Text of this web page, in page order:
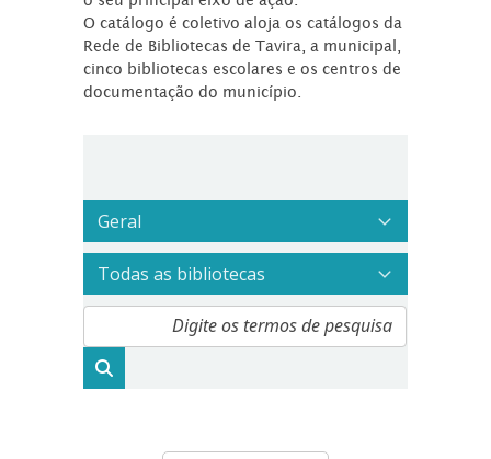
O catálogo é coletivo aloja os catálogos da
Rede de Bibliotecas de Tavira, a municipal,
cinco bibliotecas escolares e os centros de
documentação do município.